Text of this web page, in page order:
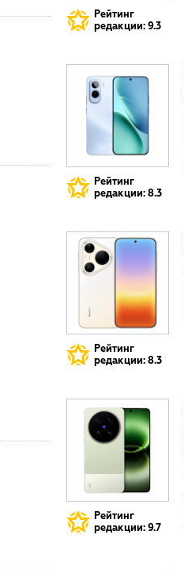
Рейтинг
редакции: 9.3
Рейтинг
редакции: 8.3
Рейтинг
редакции: 8.3
Рейтинг
редакции: 9.7